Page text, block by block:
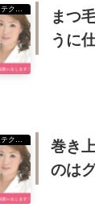
商材の使い方・テクニック
まつ
うに
巻き
のは